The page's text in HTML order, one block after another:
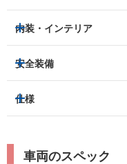
ヘッドライト
アルミホイール：あり
サンルーフ/ガラスルーフ
ルーフレール
内装・インテリア
3列シート
ベンチシート
安全装備
トラクションコントロール
レーンキープアシスト
衝突被害軽減プレーキ
仕様
車両のスペック